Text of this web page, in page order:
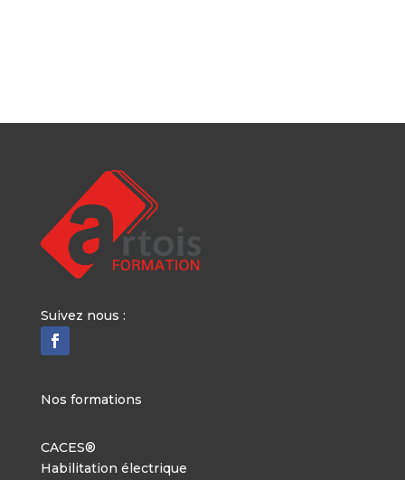
Suivez nous :
Nos formations
CACES®
Habilitation électrique